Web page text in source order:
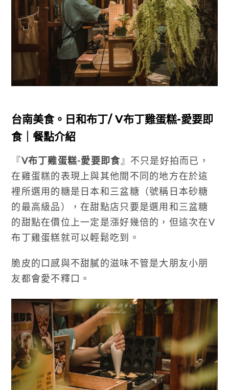
台南美食。日和布丁/ V布丁雞蛋糕-愛要即
食｜餐點介紹
『V布丁雞蛋糕-愛要即食 』不只是好拍而已，
在雞蛋糕的表現上與其他間不同的地方在於這
裡所選用的糖是日本和三盆糖（號稱日本砂糖
的最高級品），在甜點店只要是選用和三盆糖
的甜點在價位上一定是漲好幾倍的，但這次在V
布丁雞蛋糕就可以輕鬆吃到。
脆皮的口感與不甜膩的滋味不管是大朋友小朋
友都會愛不釋口。